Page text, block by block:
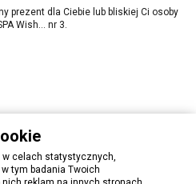
prezent dla Ciebie lub bliskiej Ci osoby
Wish… nr 3.
w celach statystycznych,
tym badania Twoich